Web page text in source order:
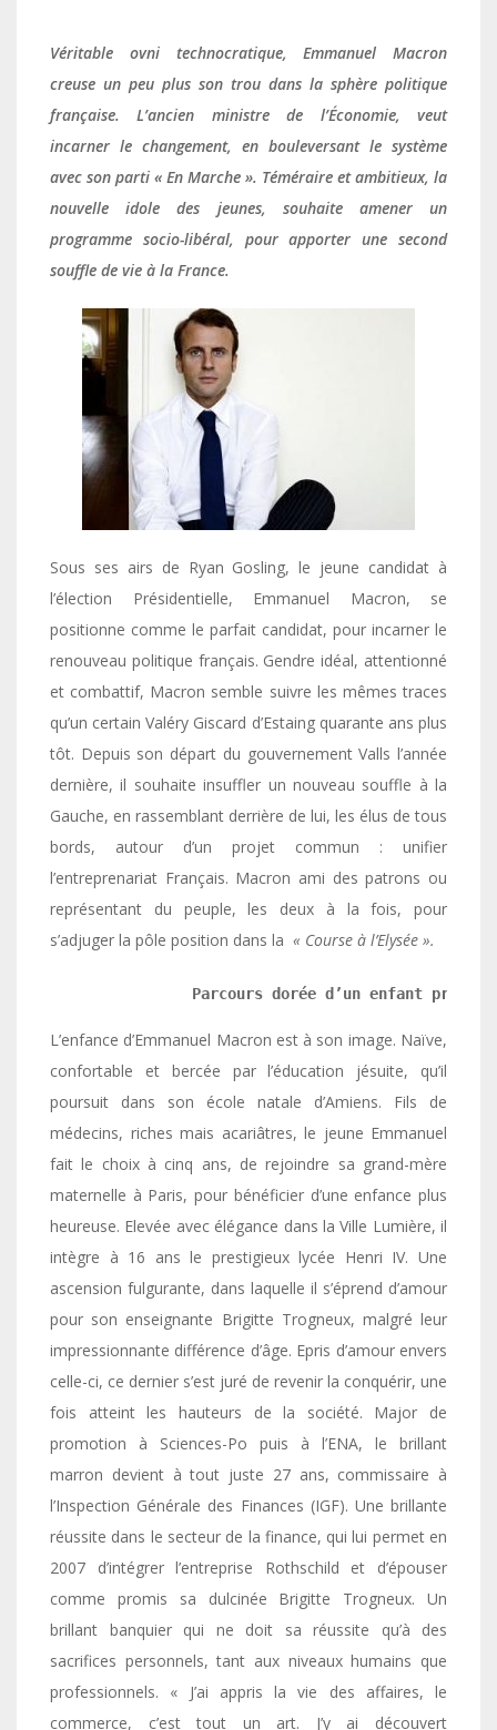
Véritable ovni technocratique, Emmanuel Macron
creuse un peu plus son trou dans la sphère politique
française. L’ancien ministre de l’Économie, veut
incarner le changement, en bouleversant le système
avec son parti « En Marche ». Téméraire et ambitieux, la
nouvelle idole des jeunes, souhaite amener un
programme socio-libéral, pour apporter une second
souffle de vie à la France.
Sous ses airs de Ryan Gosling, le jeune candidat à
l’élection Présidentielle, Emmanuel Macron, se
positionne comme le parfait candidat, pour incarner le
renouveau politique français. Gendre idéal, attentionné
et combattif, Macron semble suivre les mêmes traces
qu’un certain Valéry Giscard d’Estaing quarante ans plus
tôt. Depuis son départ du gouvernement Valls l’année
dernière, il souhaite insuffler un nouveau souffle à la
Gauche, en rassemblant derrière de lui, les élus de tous
bords, autour d’un projet commun : unifier
l’entreprenariat Français. Macron ami des patrons ou
représentant du peuple, les deux à la fois, pour
s’adjuger la pôle position dans la « Course à l’Elysée ».
                Parcours dorée d’un enfant prodige
L’enfance d’Emmanuel Macron est à son image. Naïve,
confortable et bercée par l’éducation jésuite, qu’il
poursuit dans son école natale d’Amiens. Fils de
médecins, riches mais acariâtres, le jeune Emmanuel
fait le choix à cinq ans, de rejoindre sa grand-mère
maternelle à Paris, pour bénéficier d’une enfance plus
heureuse. Elevée avec élégance dans la Ville Lumière, il
intègre à 16 ans le prestigieux lycée Henri IV. Une
ascension fulgurante, dans laquelle il s’éprend d’amour
pour son enseignante Brigitte Trogneux, malgré leur
impressionnante différence d’âge. Epris d’amour envers
celle-ci, ce dernier s’est juré de revenir la conquérir, une
fois atteint les hauteurs de la société. Major de
promotion à Sciences-Po puis à l’ENA, le brillant
marron devient à tout juste 27 ans, commissaire à
l’Inspection Générale des Finances (IGF). Une brillante
réussite dans le secteur de la finance, qui lui permet en
2007 d’intégrer l’entreprise Rothschild et d’épouser
comme promis sa dulcinée Brigitte Trogneux. Un
brillant banquier qui ne doit sa réussite qu’à des
sacrifices personnels, tant aux niveaux humains que
professionnels. « J’ai appris la vie des affaires, le
commerce, c’est tout un art. J’y ai découvert